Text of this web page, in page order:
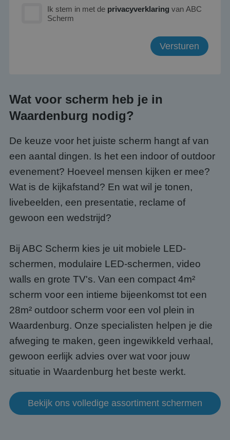
Ik stem in met de privacyverklaring van ABC
Scherm
Wat voor scherm heb je in
Waardenburg nodig?
De keuze voor het juiste scherm hangt af van
een aantal dingen. Is het een indoor of outdoor
evenement? Hoeveel mensen kijken er mee?
Wat is de kijkafstand? En wat wil je tonen,
livebeelden, een presentatie, reclame of
gewoon een wedstrijd?
Bij ABC Scherm kies je uit mobiele LED-
schermen, modulaire LED-schermen, video
walls en grote TV's. Van een compact 4m²
scherm voor een intieme bijeenkomst tot een
28m² outdoor scherm voor een vol plein in
Waardenburg. Onze specialisten helpen je die
afweging te maken, geen ingewikkeld verhaal,
gewoon eerlijk advies over wat voor jouw
situatie in Waardenburg het beste werkt.
Bekijk ons volledige assortiment schermen